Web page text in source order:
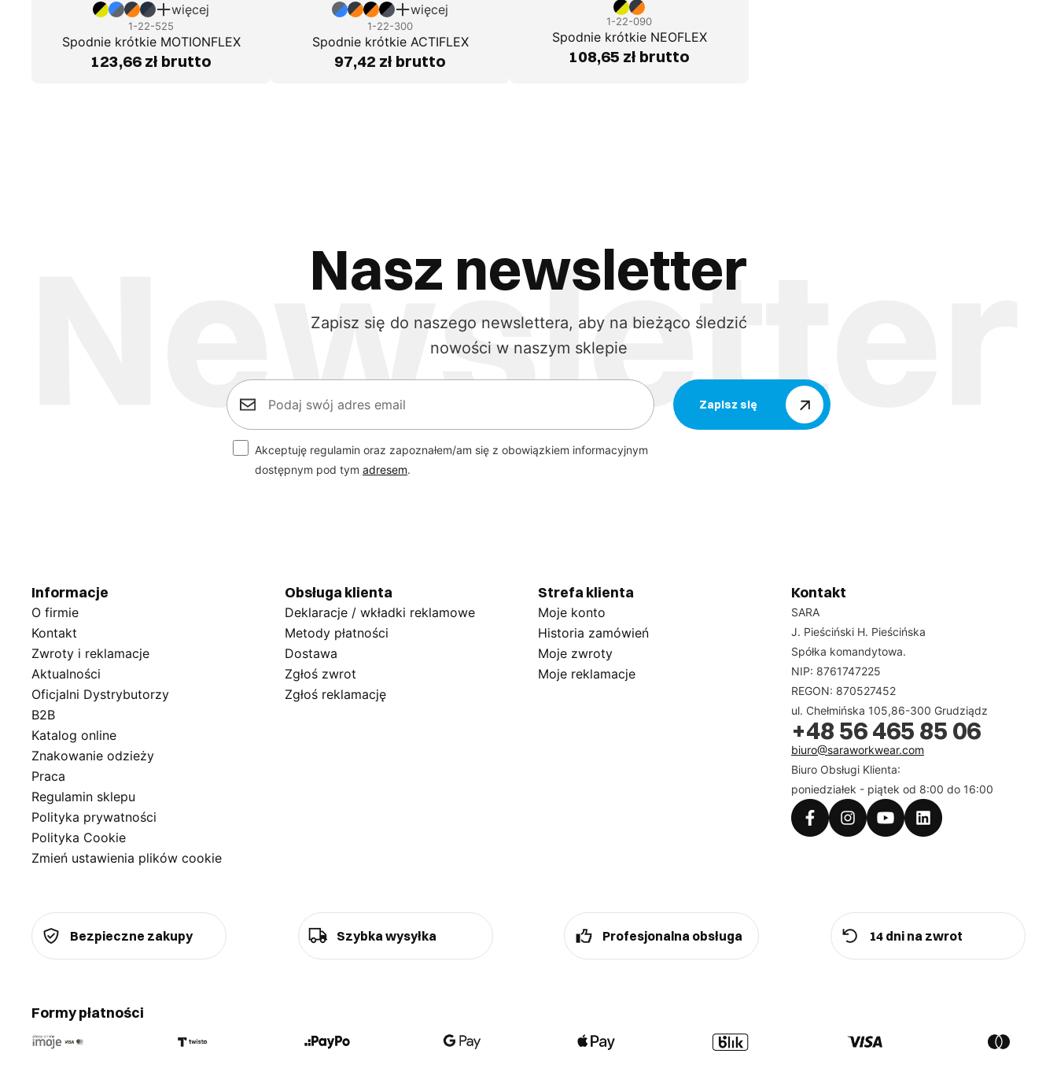
więcej
1-22-525
Spodnie krótkie MOTIONFLEX
123,66 zł brutto
więcej
1-22-300
Spodnie krótkie ACTIFLEX
97,42 zł brutto
1-22-090
Spodnie krótkie NEOFLEX
108,65 zł brutto
Nasz newsletter
Zapisz się do naszego newslettera, aby na bieżąco śledzić
nowości w naszym sklepie
Zapisz się
Akceptuję regulamin oraz zapoznałem/am się z obowiązkiem informacyjnym
dostępnym pod tym adresem.
Informacje
O firmie
Kontakt
Zwroty i reklamacje
Aktualności
Oficjalni Dystrybutorzy
B2B
Katalog online
Znakowanie odzieży
Praca
Regulamin sklepu
Polityka prywatności
Polityka Cookie
Zmień ustawienia plików cookie
Obsługa klienta
Deklaracje / wkładki reklamowe
Metody płatności
Dostawa
Zgłoś zwrot
Zgłoś reklamację
Strefa klienta
Moje konto
Historia zamówień
Moje zwroty
Moje reklamacje
Kontakt
SARA
J. Pieściński H. Pieścińska
Spółka komandytowa.
NIP: 8761747225
REGON: 870527452
ul. Chełmińska 105,86-300 Grudziądz
+48 56 465 85 06
biuro@saraworkwear.com
Biuro Obsługi Klienta:
poniedziałek - piątek od 8:00 do 16:00
Bezpieczne zakupy Szybka wysyłka Profesjonalna obsługa 14 dni na zwrot
Formy płatności